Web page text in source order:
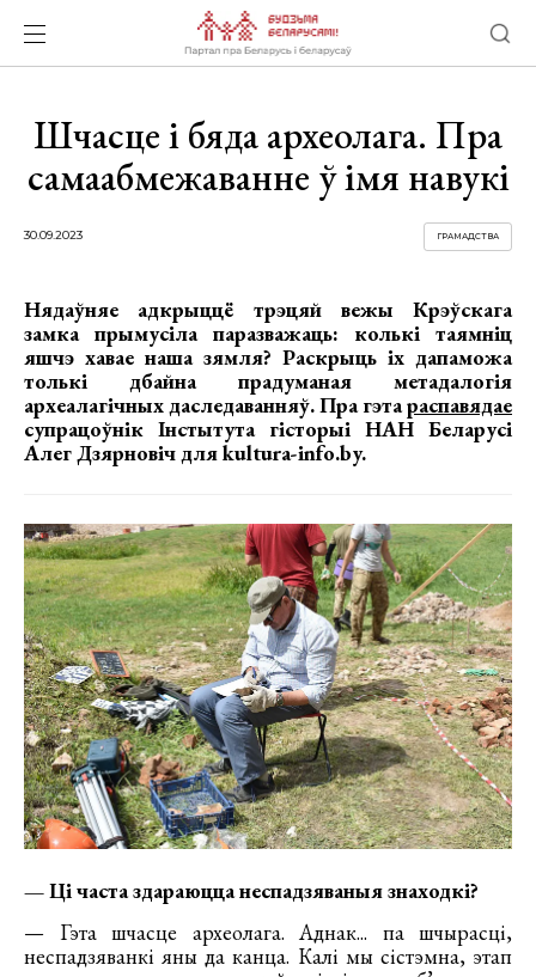
Шчасце і бяда археолага. Пра
самаабмежаванне ў імя навукі
30.09.2023 ГРАМАДСТВА
Нядаўняе адкрыццё трэцяй вежы Крэўскага
замка прымусіла паразважаць: колькі таямніц
яшчэ хавае наша зямля? Раскрыць іх дапаможа
толькі дбайна прадуманая метадалогія
археалагічных даследаванняў. Пра гэтараспавядае
супрацоўнік Інстытута гісторыі НАН Беларусі
Алег Дзярновіч для kultura-info.by.
— Ці часта здараюцца неспадзяваныя знаходкі?
— Гэта шчасце археолага. Аднак... па шчырасці,
неспадзяванкі яны да канца. Калі мы сістэмна, этап